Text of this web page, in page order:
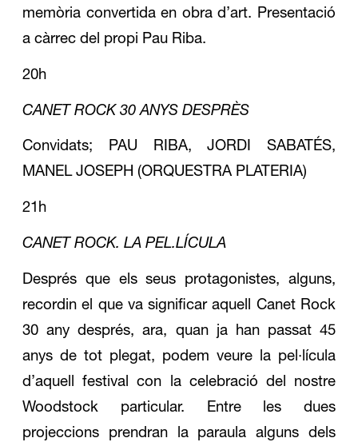
memòria convertida en obra d’art. Presentació
a càrrec del propi Pau Riba.
20h
CANET ROCK 30 ANYS DESPRÈS
Convidats; PAU RIBA, JORDI SABATÉS,
MANEL JOSEPH (ORQUESTRA PLATERIA)
21h
CANET ROCK. LA PEL.LÍCULA
Després que els seus protagonistes, alguns,
recordin el que va significar aquell Canet Rock
30 any després, ara, quan ja han passat 45
anys de tot plegat, podem veure la pel·lícula
d’aquell festival con la celebració del nostre
Woodstock particular. Entre les dues
projeccions prendran la paraula alguns dels